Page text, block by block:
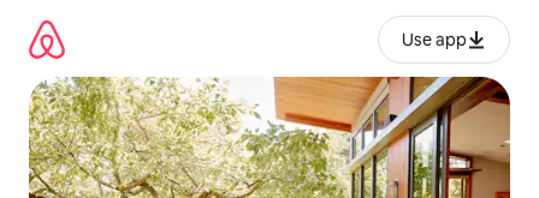
contenido
Use app